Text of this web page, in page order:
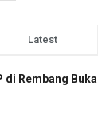
Latest
di Rembang Buka